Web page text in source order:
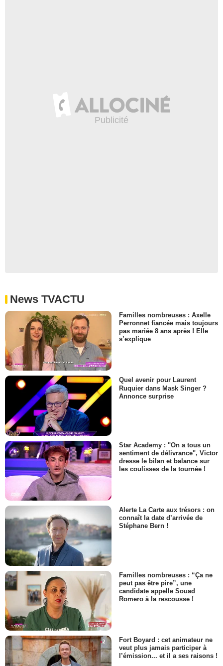
News TVACTU
Familles nombreuses : Axelle
Perronnet fiancée mais toujours
pas mariée 8 ans après ! Elle
s’explique
Quel avenir pour Laurent
Ruquier dans Mask Singer ?
Annonce surprise
Star Academy : "On a tous un
sentiment de délivrance", Victor
dresse le bilan et balance sur
les coulisses de la tournée !
Alerte La Carte aux trésors : on
connaît la date d’arrivée de
Stéphane Bern !
Familles nombreuses : “Ça ne
peut pas être pire”, une
candidate appelle Souad
Romero à la rescousse !
Fort Boyard : cet animateur ne
veut plus jamais participer à
l’émission... et il a ses raisons !